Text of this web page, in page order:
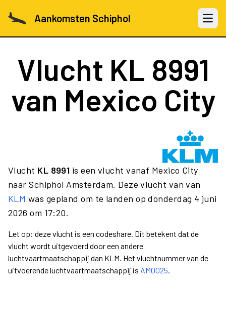
Aankomsten Schiphol Open
Vlucht KL 8991
van Mexico City
Vlucht KL 8991 is een vlucht vanaf Mexico City
naar Schiphol Amsterdam. Deze vlucht van van
KLM was gepland om te landen op donderdag 4 juni
2026 om 17:20.
Let op: deze vlucht is een codeshare. Dit betekent dat de
vlucht wordt uitgevoerd door een andere
luchtvaartmaatschappij dan KLM. Het vluchtnummer van de
uitvoerende luchtvaartmaatschappij is AM0025.